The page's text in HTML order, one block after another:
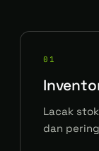
01
Lacak
dan